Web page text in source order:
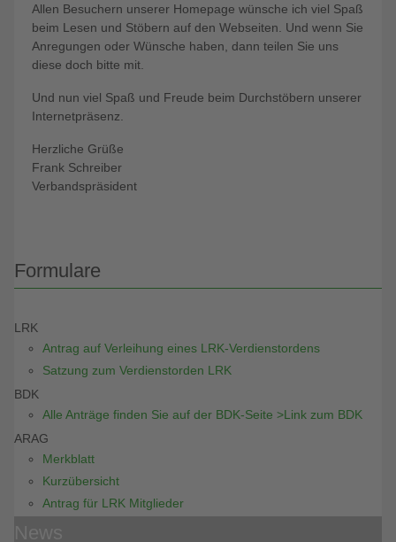
Allen Besuchern unserer Homepage wünsche ich viel Spaß
beim Lesen und Stöbern auf den Webseiten. Und wenn Sie
Anregungen oder Wünsche haben, dann teilen Sie uns
diese doch bitte mit.
Und nun viel Spaß und Freude beim Durchstöbern unserer
Internetpräsenz.
Herzliche Grüße
Frank Schreiber
Verbandspräsident
Formulare
LRK
Antrag auf Verleihung eines LRK-Verdienstordens
Satzung zum Verdienstorden LRK
BDK
Alle Anträge finden Sie auf der BDK-Seite >Link zum BDK
ARAG
Merkblatt
Kurzübersicht
Antrag für LRK Mitglieder